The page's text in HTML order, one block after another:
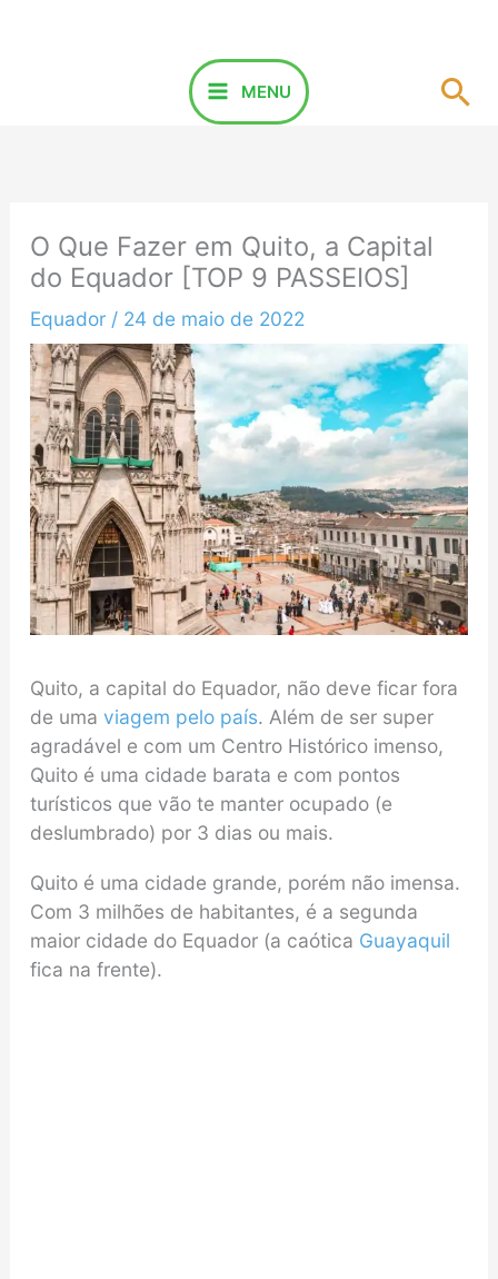
MENU
O Que Fazer em Quito, a Capital
do Equador [TOP 9 PASSEIOS]
Equador/ 24 de maio de 2022
Quito, a capital do Equador, não deve ficar fora
de uma viagem pelo país. Além de ser super
agradável e com um Centro Histórico imenso,
Quito é uma cidade barata e com pontos
turísticos que vão te manter ocupado (e
deslumbrado) por 3 dias ou mais.
Quito é uma cidade grande, porém não imensa.
Com 3 milhões de habitantes, é a segunda
maior cidade do Equador (a caótica Guayaquil
fica na frente).